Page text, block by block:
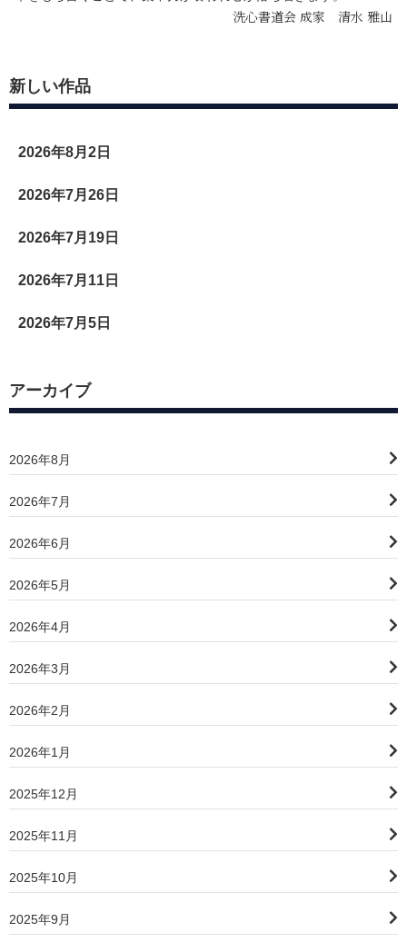
洗心書道会 成家 清水 雅山
新しい作品
2026年8月2日
2026年7月26日
2026年7月19日
2026年7月11日
2026年7月5日
アーカイブ
2026年8月
2026年7月
2026年6月
2026年5月
2026年4月
2026年3月
2026年2月
2026年1月
2025年12月
2025年11月
2025年10月
2025年9月